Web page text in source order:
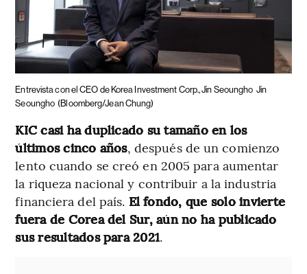
Entrevista con el CEO de Korea Investment Corp., Jin Seoungho Jin
Seoungho (Bloomberg/Jean Chung)
KIC casi ha duplicado su tamaño en los
últimos cinco años, después de un comienzo
lento cuando se creó en 2005 para aumentar
la riqueza nacional y contribuir a la industria
financiera del país. El fondo, que solo invierte
fuera de Corea del Sur, aún no ha publicado
sus resultados para 2021.